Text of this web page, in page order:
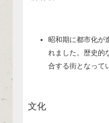
昭和期に都市化が
れました。歴史的
合する街となって
文化